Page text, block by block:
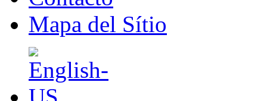
Mapa del Sítio